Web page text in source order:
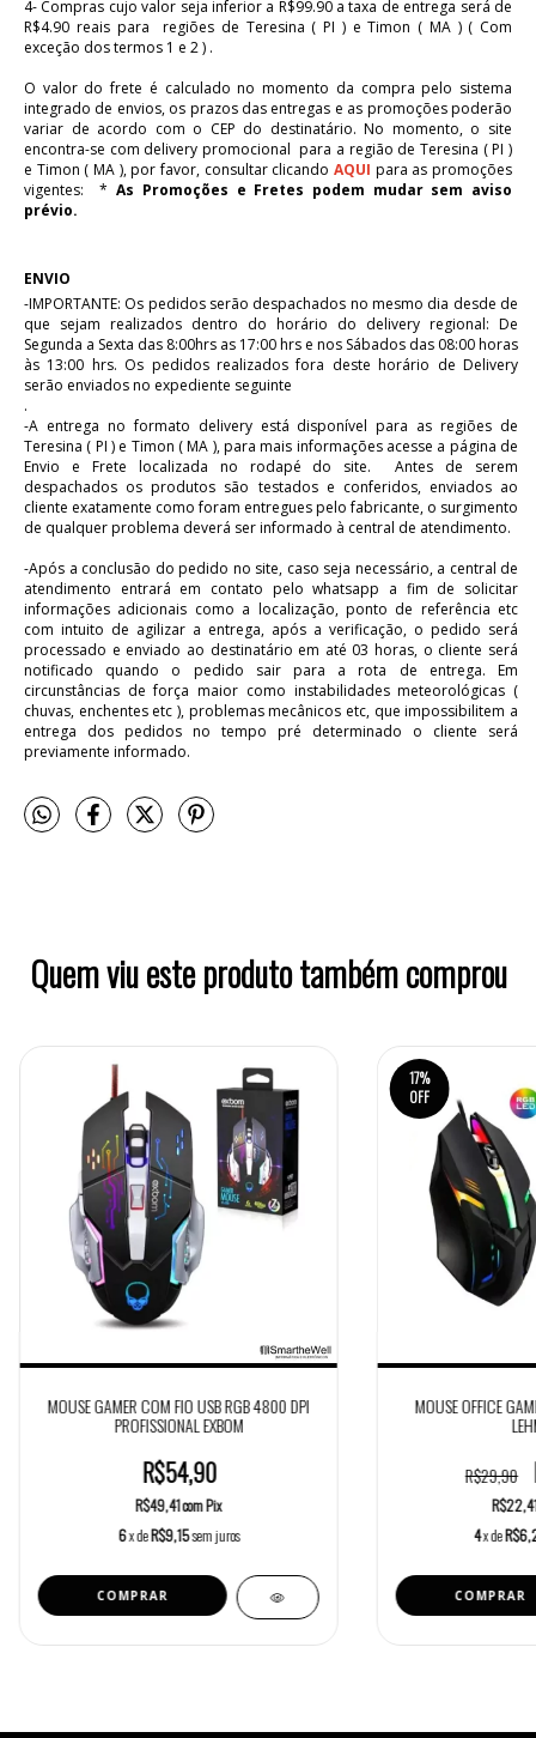
4- Compras cujo valor seja inferior a R$99.90 a taxa de entrega será de
R$4.90 reais para regiões de Teresina ( PI ) e Timon ( MA ) ( Com
exceção dos termos 1 e 2 ) .
O valor do frete é calculado no momento da compra pelo sistema
integrado de envios, os prazos das entregas e as promoções poderão
variar de acordo com o CEP do destinatário. No momento, o site
encontra-se com delivery promocional para a região de Teresina ( PI )
e Timon ( MA ), por favor, consultar clicando AQUI para as promoções
vigentes: *As Promoções e Fretes podem mudar sem aviso
prévio.
ENVIO
-IMPORTANTE: Os pedidos serão despachados no mesmo dia desde de
que sejam realizados dentro do horário do delivery regional: De
Segunda a Sexta das 8:00hrs as 17:00 hrs e nos Sábados das 08:00 horas
às 13:00 hrs. Os pedidos realizados fora deste horário de Delivery
serão enviados no expediente seguinte
.
-A entrega no formato delivery está disponível para as regiões de
Teresina ( PI ) e Timon ( MA ), para mais informações acesse a página de
Envio e Frete localizada no rodapé do site. Antes de serem
despachados os produtos são testados e conferidos, enviados ao
cliente exatamente como foram entregues pelo fabricante, o surgimento
de qualquer problema deverá ser informado à central de atendimento.
-Após a conclusão do pedido no site, caso seja necessário, a central de
atendimento entrará em contato pelo whatsapp a fim de solicitar
informações adicionais como a localização, ponto de referência etc
com intuito de agilizar a entrega, após a verificação, o pedido será
processado e enviado ao destinatário em até 03 horas, o cliente será
notificado quando o pedido sair para a rota de entrega. Em
circunstâncias de força maior como instabilidades meteorológicas (
chuvas, enchentes etc ), problemas mecânicos etc, que impossibilitem a
entrega dos pedidos no tempo pré determinado o cliente será
previamente informado.
Quem viu este produto também comprou
MOUSE GAMER COM FIO USB RGB 4800 DPI
PROFISSIONAL EXBOM
R$54,90
R$49,41comPix
6x deR$9,15sem juros
17%
OFF
MOUSE OFFICE
R$29,90
4x de